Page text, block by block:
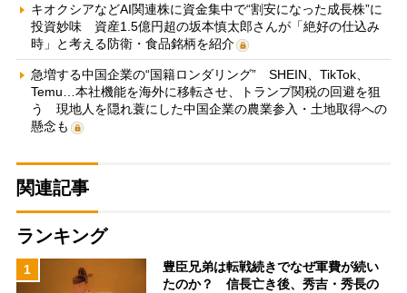
キオクシアなどAI関連株に資金集中で“割安になった成長株”に
投資妙味 資産1.5億円超の坂本慎太郎さんが「絶好の仕込み
時」と考える防衛・食品銘柄を紹介
急増する中国企業の“国籍ロンダリング” SHEIN、TikTok、
Temu…本社機能を海外に移転させ、トランプ関税の回避を狙
う 現地人を隠れ蓑にした中国企業の農業参入・土地取得への
懸念も
関連記事
ランキング
1
豊臣兄弟は転戦続きでなぜ軍費が続い
たのか？ 信長亡き後、秀吉・秀長の